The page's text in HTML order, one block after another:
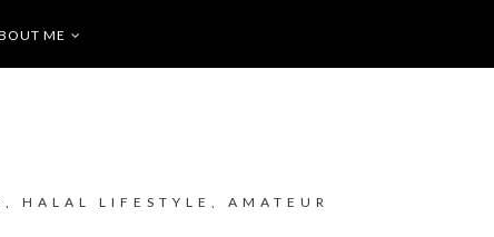
ME
HALAL LIFESTYLE, AMATEUR